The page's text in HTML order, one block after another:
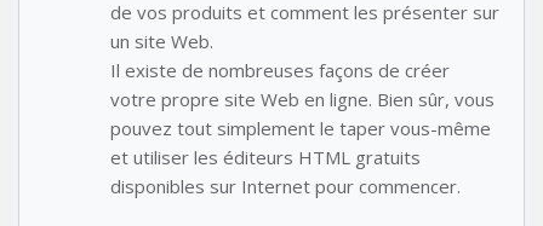
de vos produits et comment les présenter sur
un site Web.
Il existe de nombreuses façons de créer
votre propre site Web en ligne. Bien sûr, vous
pouvez tout simplement le taper vous-même
et utiliser les éditeurs HTML gratuits
disponibles sur Internet pour commencer.